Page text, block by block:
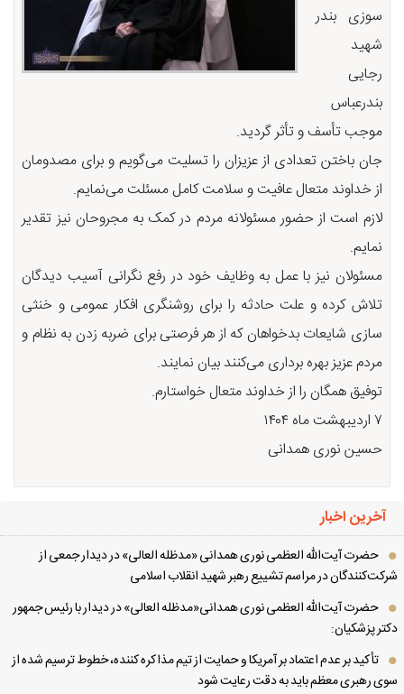
سوزی بندر
شهید
رجایی
بندرعباس
موجب تأسف و تأثر گردید.
جان باختن تعدادی از عزیزان را تسلیت می‌گویم و برای مصدومان
از خداوند متعال عافیت و سلامت کامل مسئلت می‌نمایم.
لازم است از حضور مسئولانه مردم در کمک به مجروحان نیز تقدیر
نمایم.
مسئولان نیز با عمل به وظایف خود در رفع نگرانی آسیب دیدگان
تلاش کرده و علت حادثه را برای روشنگری افکار عمومی و خنثی
سازی شایعات بدخواهان که از هر فرصتی برای ضربه زدن به نظام و
مردم عزیز بهره برداری می‌کنند بیان نمایند.
توفیق همگان را از خداوند متعال خواستارم.
حسین نوری همدانی
آخرین اخبار
حضرت آیت‌الله العظمی نوری همدانی «مدظله العالی» در دیدار جمعی از
در مراسم تشییع رهبر شهید انقلاب اسلامی
حضرت آیت‌الله العظمی نوری همدانی«مدظله العالی» در دیدار با رئیس جمهور
پزشکیان:
تأکید بر عدم اعتماد بر آمریکا و حمایت از تیم مذاکره کننده، خطوط ترسیم شده از
رهبری معظم باید به دقت رعایت شود